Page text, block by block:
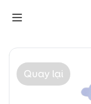
Quay lại